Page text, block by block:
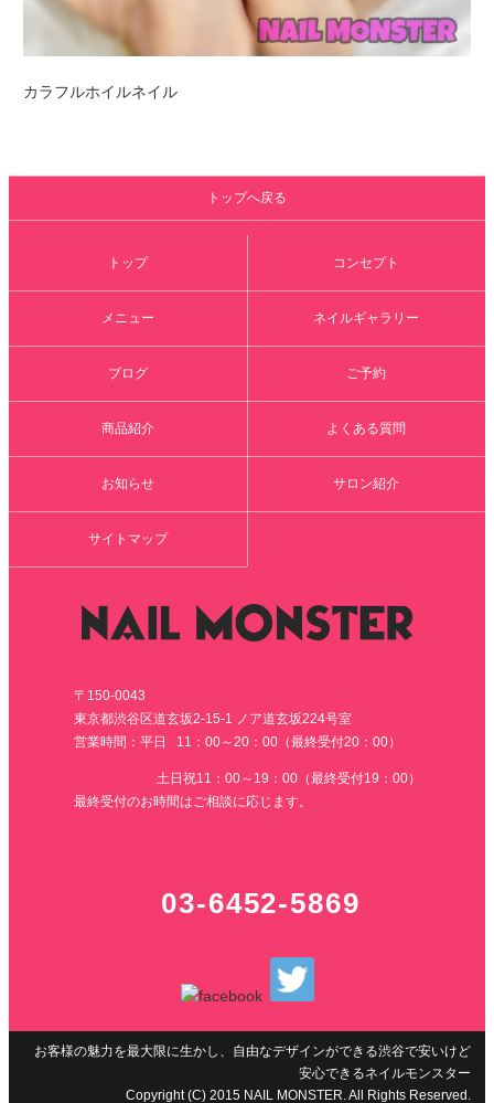
カラフルホイルネイル
トップへ戻る
トップ コンセプト
メニュー ネイルギャラリー
ブログ ご予約
商品紹介 よくある質問
お知らせ サロン紹介
サイトマップ
〒150-0043
東京都渋谷区道玄坂2-15-1 ノア道玄坂224号室
営業時間：平日 11：00～20：00（最終受付20：00）
土日祝11：00～19：00（最終受付19：00）
最終受付のお時間はご相談に応じます。
03-6452-5869
お客様の魅力を最大限に生かし、自由なデザインができる渋谷で安いけど
安心できるネイルモンスター
Copyright (C) 2015 NAIL MONSTER. All Rights Reserved.